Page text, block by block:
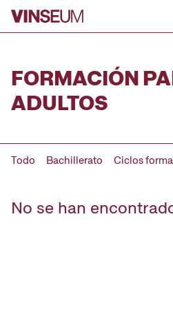
Ir al contenido
FORMACIÓN
ADULTOS
Todo Bachillerato Ciclos
No se han